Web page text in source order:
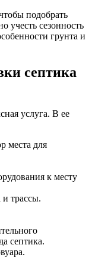
подобрать
учесть сезонность
грунта и
септика
услуга. В ее
места для
к месту
и трассы.
септика.